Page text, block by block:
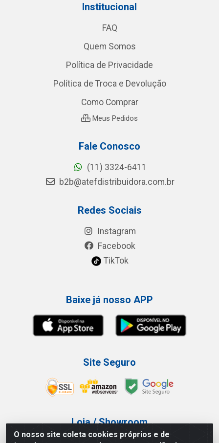
O nosso site coleta cookies próprios e de
Institucional
FAQ
Quem Somos
Política de Privacidade
Política de Troca e Devolução
Como Comprar
Meus Pedidos
Fale Conosco
(11) 3324-6411
b2b@atefdistribuidora.com.br
Redes Sociais
Instagram
Facebook
TikTok
Baixe já nosso APP
Site Seguro
Loja / Showroom
Tel.: (11) 3227-0546